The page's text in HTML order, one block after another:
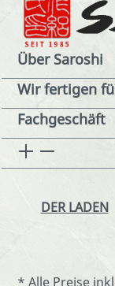
Über Saroshi
Wir fertigen
Fachgeschäft
DER LADEN
* Alle Preise